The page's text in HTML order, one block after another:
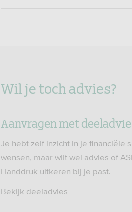
Wil je toch advies?
Aanvragen met
Je hebt zelf inzicht in je financiële
wensen, maar wilt wel advies of
Handdruk uitkeren bij je past.
Bekijk deeladvies